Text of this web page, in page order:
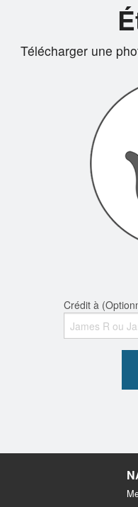
Télécharger une
Crédit à